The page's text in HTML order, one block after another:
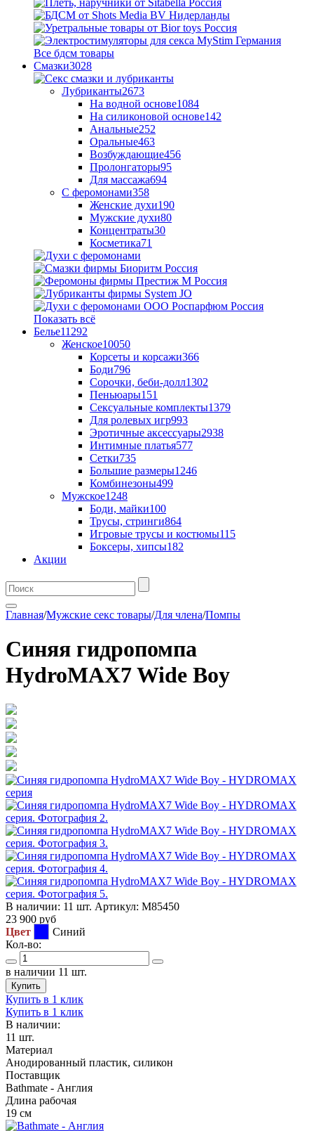
Все бдсм товары
Смазки3028
Лубриканты2673
На водной основе1084
На силиконовой основе142
Анальные252
Оральные463
Возбуждающие456
Пролонгаторы95
Для массажа694
С феромонами358
Женские духи190
Мужские духи80
Концентраты30
Косметика71
Показать всё
Белье11292
Женское10050
Корсеты и корсажи366
Боди796
Сорочки, беби-долл1302
Пеньюары151
Сексуальные комплекты1379
Для ролевых игр993
Эротичные аксессуары2938
Интимные платья577
Сетки735
Большие размеры1246
Комбинезоны499
Мужское1248
Боди, майки100
Трусы, стринги864
Игровые трусы и костюмы115
Боксеры, хипсы182
Акции
Главная/Мужские секс товары/Для члена/Помпы
Синяя гидропомпа
HydroMAX7 Wide Boy
В наличии: 11 шт. Артикул: M85450
23 900 руб
Цвет
Синий
Кол-во:
в наличии 11 шт.
Купить
Купить в 1 клик
Купить в 1 клик
В наличии:
11 шт.
Материал
Анодированный пластик, силикон
Поставщик
Bathmate - Англия
Длина рабочая
19 см